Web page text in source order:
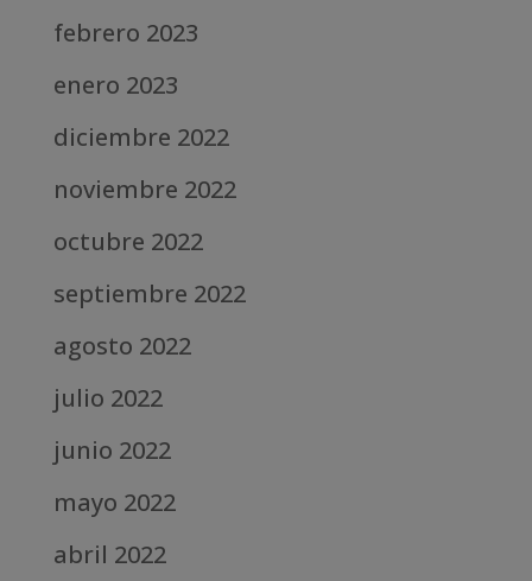
febrero 2023
enero 2023
diciembre 2022
noviembre 2022
octubre 2022
septiembre 2022
agosto 2022
julio 2022
junio 2022
mayo 2022
abril 2022